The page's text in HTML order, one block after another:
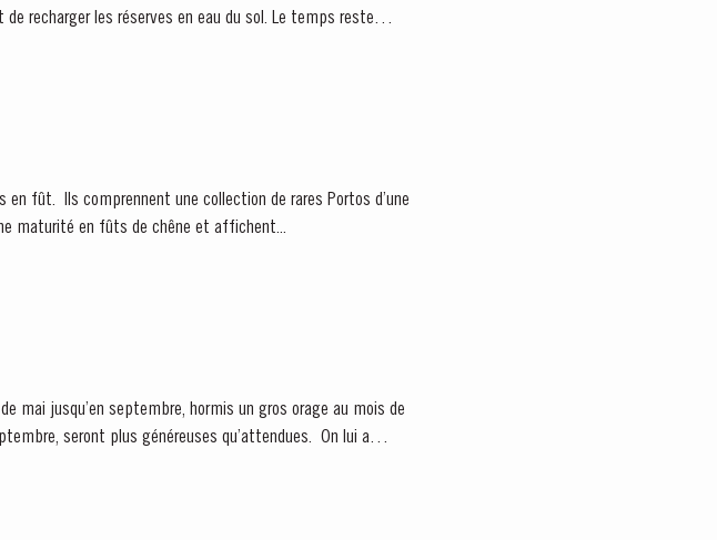
en fût. Ils comprennent une collection de rares Portos d’une
maturité en fûts de chêne et affichent...
mai jusqu’en septembre, hormis un gros orage au mois de
seront plus généreuses qu’attendues. On lui a